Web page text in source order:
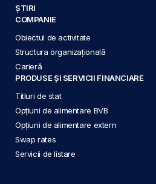
ȘTIRI
COMPANIE
Obiectul de activitate
Structura organizațională
Carieră
PRODUSE ȘI SERVICII FINANCIARE
Titluri de stat
Opțiuni de alimentare BVB
Opțiuni de alimentare extern
Swap rates
Servicii de listare